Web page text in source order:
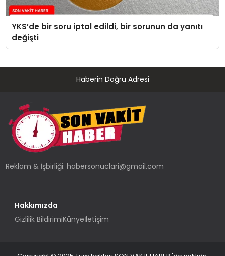
YKS’de bir soru iptal edildi, bir sorunun da yanıtı
değişti
Haberin Doğru Adresi
Reklam & İşbirliği:habersonuclari@gmail.com
Hakkımızda
Gizlilik BildirimiKünyeİletişim